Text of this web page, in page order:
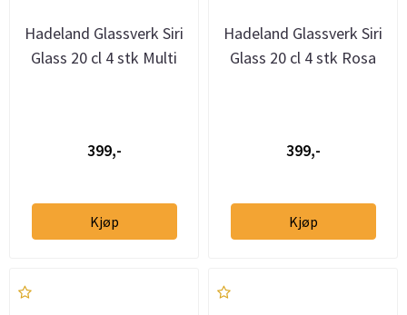
Hadeland Glassverk Siri
Glass 20 cl 4 stk Multi
399,-
Kjøp
Hadeland Glassverk Siri
Glass 20 cl 4 stk Rosa
399,-
Kjøp